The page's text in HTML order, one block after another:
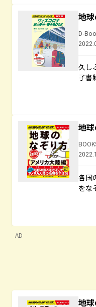
地
D-
久し
子書
地
各国
をな
AD
地